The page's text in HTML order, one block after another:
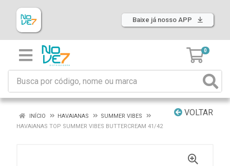
Baixe já nosso APP
0
VOLTAR
INÍCIO HAVAIANAS
SUMMER VIBES
HAVAIANAS TOP SUMMER VIBES BUTTERCREAM 41/42